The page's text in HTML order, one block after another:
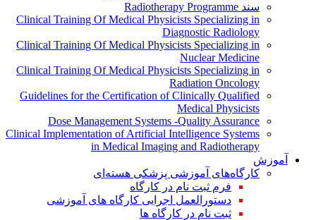
سند Radiotherapy Programme
Clinical Training Of Medical Physicists Specializing in
Diagnostic Radiology
Clinical Training Of Medical Physicists Specializing in
Nuclear Medicine
Clinical Training Of Medical Physicists Specializing in
Radiation Oncology
Guidelines for the Certification of Clinically Qualified
Medical Physicists
Dose Management Systems -Quality Assurance
Clinical Implementation of Artificial Intelligence Systems
in Medical Imaging and Radiotherapy
آموزش
کارگاه‌های آموزشی پزشکی هسته‌ای
فرم ثبت نام در کارگاه
دستورالعمل اجرایی کارگاه های آموزشی
ثبت نام در کارگاه ها